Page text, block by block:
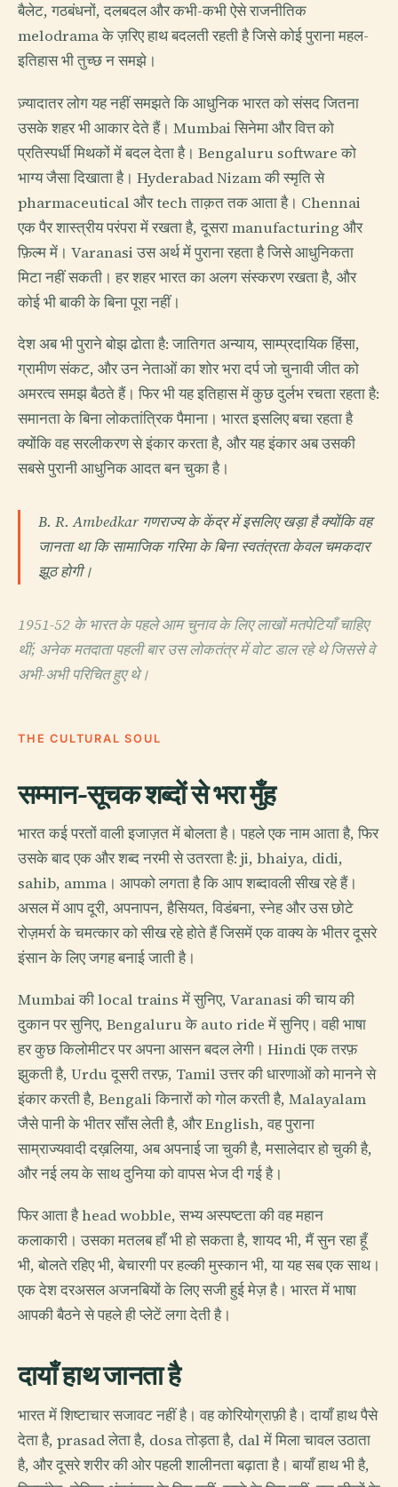
बैलेट, गठबंधनों, दलबदल और कभी-कभी ऐसे राजनीतिक
melodrama के ज़रिए हाथ बदलती रहती है जिसे कोई पुराना महल-
इतिहास भी तुच्छ न समझे।
ज़्यादातर लोग यह नहीं समझते कि आधुनिक भारत को संसद जितना
उसके शहर भी आकार देते हैं। Mumbai सिनेमा और वित्त को
प्रतिस्पर्धी मिथकों में बदल देता है। Bengaluru software को
भाग्य जैसा दिखाता है। Hyderabad Nizam की स्मृति से
pharmaceutical और tech ताक़त तक आता है। Chennai
एक पैर शास्त्रीय परंपरा में रखता है, दूसरा manufacturing और
फ़िल्म में। Varanasi उस अर्थ में पुराना रहता है जिसे आधुनिकता
मिटा नहीं सकती। हर शहर भारत का अलग संस्करण रखता है, और
कोई भी बाकी के बिना पूरा नहीं।
देश अब भी पुराने बोझ ढोता है: जातिगत अन्याय, साम्प्रदायिक हिंसा,
ग्रामीण संकट, और उन नेताओं का शोर भरा दर्प जो चुनावी जीत को
अमरत्व समझ बैठते हैं। फिर भी यह इतिहास में कुछ दुर्लभ रचता रहता है:
समानता के बिना लोकतांत्रिक पैमाना। भारत इसलिए बचा रहता है
क्योंकि वह सरलीकरण से इंकार करता है, और यह इंकार अब उसकी
सबसे पुरानी आधुनिक आदत बन चुका है।
B. R. Ambedkar गणराज्य के केंद्र में इसलिए खड़ा है क्योंकि वह
जानता था कि सामाजिक गरिमा के बिना स्वतंत्रता केवल चमकदार
झूठ होगी।
1951-52 के भारत के पहले आम चुनाव के लिए लाखों मतपेटियाँ चाहिए
थीं; अनेक मतदाता पहली बार उस लोकतंत्र में वोट डाल रहे थे जिससे वे
अभी-अभी परिचित हुए थे।
THE CULTURAL SOUL
सम्मान-सूचक शब्दों से भरा मुँह
भारत कई परतों वाली इजाज़त में बोलता है। पहले एक नाम आता है, फिर
उसके बाद एक और शब्द नरमी से उतरता है: ji, bhaiya, didi,
sahib, amma। आपको लगता है कि आप शब्दावली सीख रहे हैं।
असल में आप दूरी, अपनापन, हैसियत, विडंबना, स्नेह और उस छोटे
रोज़मर्रा के चमत्कार को सीख रहे होते हैं जिसमें एक वाक्य के भीतर दूसरे
इंसान के लिए जगह बनाई जाती है।
Mumbai की local trains में सुनिए, Varanasi की चाय की
दुकान पर सुनिए, Bengaluru के auto ride में सुनिए। वही भाषा
हर कुछ किलोमीटर पर अपना आसन बदल लेगी। Hindi एक तरफ़
झुकती है, Urdu दूसरी तरफ़, Tamil उत्तर की धारणाओं को मानने से
इंकार करती है, Bengali किनारों को गोल करती है, Malayalam
जैसे पानी के भीतर साँस लेती है, और English, वह पुराना
साम्राज्यवादी दख़लिया, अब अपनाई जा चुकी है, मसालेदार हो चुकी है,
और नई लय के साथ दुनिया को वापस भेज दी गई है।
फिर आता है head wobble, सभ्य अस्पष्टता की वह महान
कलाकारी। उसका मतलब हाँ भी हो सकता है, शायद भी, मैं सुन रहा हूँ
भी, बोलते रहिए भी, बेचारगी पर हल्की मुस्कान भी, या यह सब एक साथ।
एक देश दरअसल अजनबियों के लिए सजी हुई मेज़ है। भारत में भाषा
आपकी बैठने से पहले ही प्लेटें लगा देती है।
दायाँ हाथ जानता है
भारत में शिष्टाचार सजावट नहीं है। वह कोरियोग्राफ़ी है। दायाँ हाथ पैसे
देता है, prasad लेता है, dosa तोड़ता है, dal में मिला चावल उठाता
है, और दूसरे शरीर की ओर पहली शालीनता बढ़ाता है। बायाँ हाथ भी है,